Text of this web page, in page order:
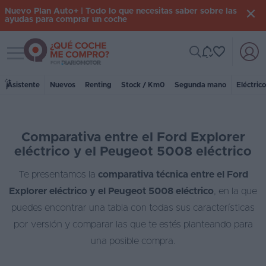
Iniciar
Coches
nuevos
Renting
Suscripción
Stock
Nuevo Plan Auto+ | Todo lo que necesitas saber sobre las
ayudas para comprar un coche
Toggle navigation
Asistente Nuevos Renting Stock / Km0 Segunda mano
Comparativa entre el Ford Explorer
eléctrico y el Peugeot 5008 eléctrico
Te presentamos la comparativa técnica entre el Ford
Explorer eléctrico y el Peugeot 5008 eléctrico , en la que
puedes encontrar una tabla con todas sus características
por versión y comparar las que te estés planteando para
una posible compra.